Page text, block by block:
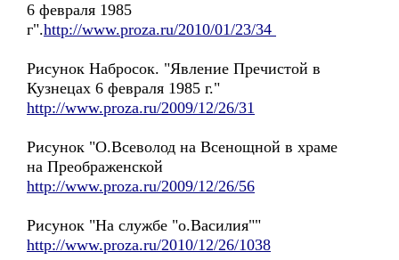
6 февраля 1985
г".http://www.proza.ru/2010/01/23/34
Рисунок Набросок. "Явление Пречистой в
Кузнецах 6 февраля 1985 г."
http://www.proza.ru/2009/12/26/31
Рисунок "О.Всеволод на Всенощной в храме
на Преображенской
http://www.proza.ru/2009/12/26/56
Рисунок "На службе "о.Василия""
http://www.proza.ru/2010/12/26/1038